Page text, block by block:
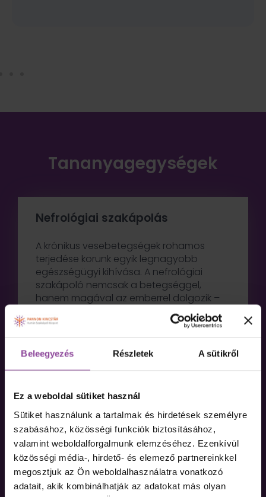
Beleegyezés Részletek A sütikről
Ez a weboldal sütiket használ
Sütiket használunk a tartalmak és hirdetések személyre
szabásához, közösségi funkciók biztosításához,
valamint weboldalforgalmunk elemzéséhez. Ezenkívül
közösségi média-, hirdető- és elemező partnereinkkel
megosztjuk az Ön weboldalhasználatra vonatkozó
adatait, akik kombinálhatják az adatokat más olyan
Tananyagegységek
Nefrológiai szakápolás
A krónikus vesebetegségek rohamos
terjedése korunk egyik legnagyobb
egészségügyi kihívása. A nefrológiai
szakápoló nemcsak a betegséggel,
hanem magával az emberrel dolgozik –
végigkíséri az útját a megelőzéstől
egészen a dialízisig vagy
arra, hogy valódi támasz lehess a
vesebetegek mellett – testileg és lelkileg
A tananyagegységekben nemcsak
anatómiai és gyógyszertani ismereteket
sajátítasz el, hanem gyakorlati tudást is,
amellyel a legkritikusabb helyzetekben is
magabiztosan és empátiával
támogathatod pácienseidet.
Megtanulod, hogyan működik a dialízis,
hogyan kell felkészíteni egy beteget
transzplantációra, miként edukálhatod őt